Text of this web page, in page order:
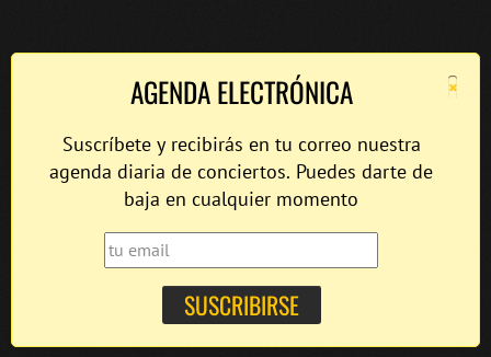
×
AGENDA ELECTRÓNICA
Suscríbete y recibirás en tu correo nuestra
agenda diaria de conciertos. Puedes darte de
baja en cualquier momento